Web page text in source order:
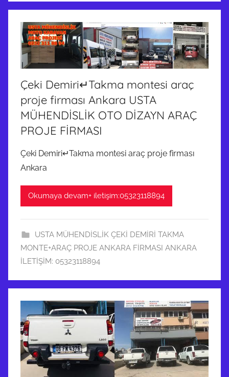
Çeki Demiri↵Takma montesi araç
proje firması Ankara USTA
MÜHENDİSLİK OTO DİZAYN ARAÇ
PROJE FİRMASI
Çeki Demiri↵Takma montesi araç proje firması
Ankara
Okumaya devam+ iletişim:05323118894
USTA MÜHENDİSLİK ÇEKİ DEMİRİ TAKMA
MONTE+ARAÇ PROJE ANKARA FİRMASI ANKARA
İLETİŞİM: 05323118894